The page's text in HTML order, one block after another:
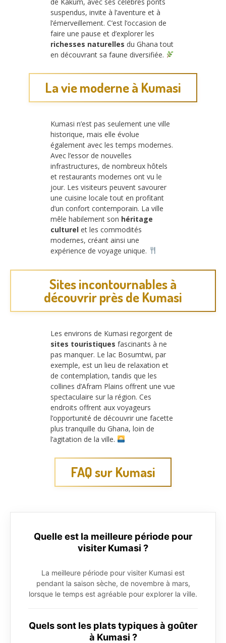
suspendus, invite à l’aventure et à
l’émerveillement. C’est l’occasion de
faire une pause et d’explorer les
richesses naturelles du Ghana tout
en découvrant sa faune diversifiée.
La vie moderne à Kumasi
Kumasi n’est pas seulement une ville
historique, mais elle évolue
également avec les temps modernes.
Avec l’essor de nouvelles
infrastructures, de nombreux hôtels
et restaurants modernes ont vu le
jour. Les visiteurs peuvent savourer
une cuisine locale tout en profitant
d’un confort contemporain. La ville
mêle habilement son héritage
culturel et les commodités
modernes, créant ainsi une
expérience de voyage unique.
Sites incontournables à
découvrir près de Kumasi
Les environs de Kumasi regorgent de
sites touristiques fascinants à ne
pas manquer. Le lac Bosumtwi, par
exemple, est un lieu de relaxation et
de contemplation, tandis que les
collines d’Afram Plains offrent une vue
spectaculaire sur la région. Ces
endroits offrent aux voyageurs
l’opportunité de découvrir une facette
plus tranquille du Ghana, loin de
l’agitation de la ville.
FAQ sur Kumasi
Quelle est la meilleure période pour
visiter Kumasi ?
La meilleure période pour visiter Kumasi est
pendant la saison sèche, de novembre à mars,
lorsque le temps est agréable pour explorer la ville.
Quels sont les plats typiques à goûter
à Kumasi ?